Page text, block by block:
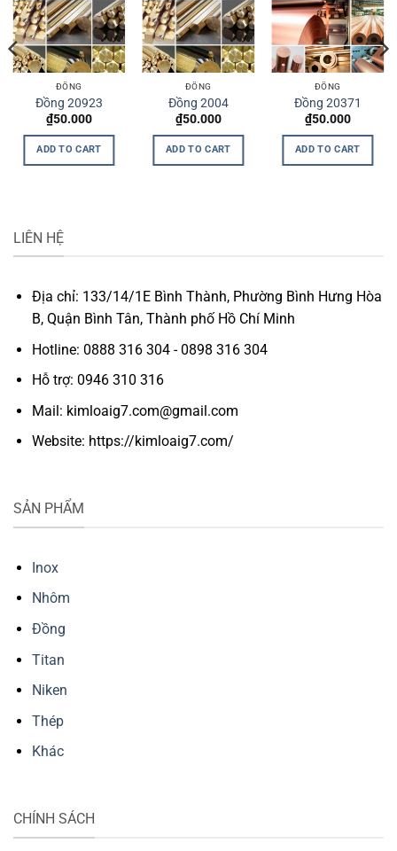
ĐỒNG
Đồng 20923
₫50.000
ADD TO CART
ĐỒNG
Đồng 2004
₫50.000
ADD TO CART
ĐỒNG
Đồng 20371
₫50.000
ADD TO CART
LIÊN HỆ
Địa chỉ: 133/14/1E Bình Thành, Phường Bình Hưng Hòa
B, Quận Bình Tân, Thành phố Hồ Chí Minh
Hotline: 0888 316 304 - 0898 316 304
Hỗ trợ: 0946 310 316
Mail: kimloaig7.com@gmail.com
Website: https://kimloaig7.com/
SẢN PHẨM
Inox
Nhôm
Đồng
Titan
Niken
Thép
Khác
CHÍNH SÁCH